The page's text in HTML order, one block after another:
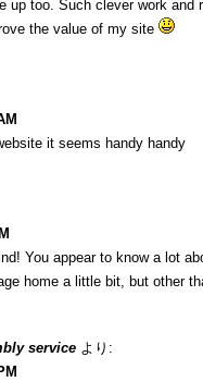
up too. Such clever work
the value of my site
it seems handy handy
You appear to know a lot
home a little bit, but other
service より: